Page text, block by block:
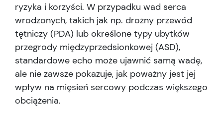
ryzyka i korzyści. W przypadku wad serca
wrodzonych, takich jak np. drożny przewód
tętniczy (PDA) lub określone typy ubytków
przegrody międzyprzedsionkowej (ASD),
standardowe echo może ujawnić samą wadę,
ale nie zawsze pokazuje, jak poważny jest jej
wpływ na mięsień sercowy podczas większego
obciążenia.